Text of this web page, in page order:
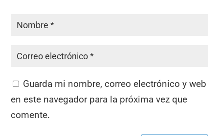
Guarda mi nombre, correo electrónico y web
en este navegador para la próxima vez que
comente.